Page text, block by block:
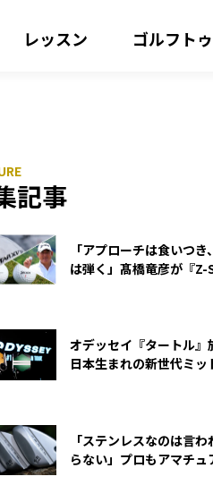
レッスン ゴルフト
記事
「アプローチは食いつ
は弾く」髙橋竜彦が『Z-
オデッセイ『タートル』
日本生まれの新世代ミッ
「ステンレスなのは言
らない」プロもアマチュ